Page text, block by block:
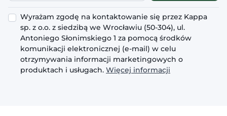
Wyrażam zgodę na kontaktowanie się przez Kappa
sp. z o.o. z siedzibą we Wrocławiu (50-304), ul.
Antoniego Słonimskiego 1 za pomocą środków
komunikacji elektronicznej (e-mail) w celu
otrzymywania informacji marketingowych o
produktach i usługach. Więcej informacji